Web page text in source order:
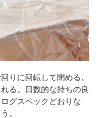
りに回転して閉める。
る。日数的な持ちの良
グスペックどおりな
。